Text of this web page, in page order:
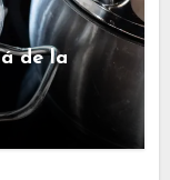
de la